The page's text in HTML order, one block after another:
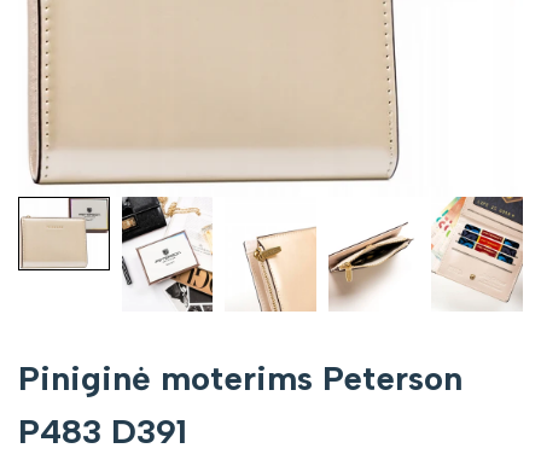
Piniginė moterims Peterson
P483 D391